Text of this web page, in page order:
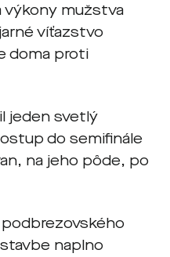
výkony mužstva
víťazstvo
doma proti
jeden svetlý
do semifinále
na jeho pôde, po
naplno